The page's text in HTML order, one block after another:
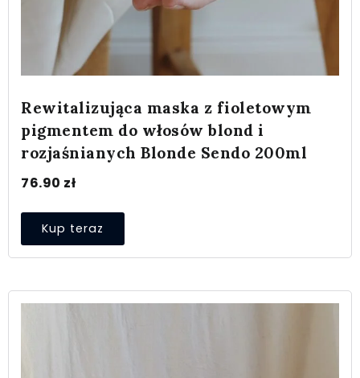
Rewitalizująca maska z fioletowym
pigmentem do włosów blond i
rozjaśnianych Blonde Sendo 200ml
76.90 zł
Kup teraz